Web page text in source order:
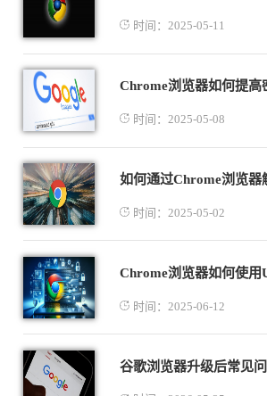
时间：2025-05-11
时间：2025-05-08
时间：2025-05-02
时间：2025-06-12